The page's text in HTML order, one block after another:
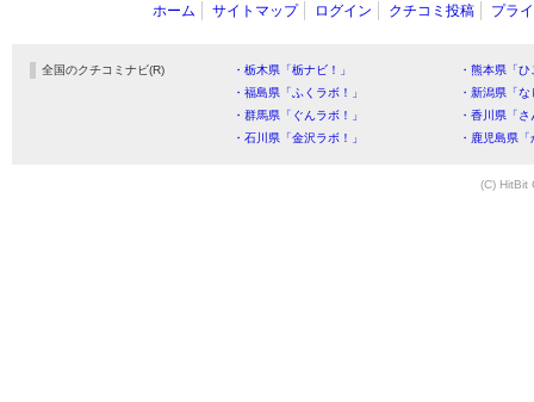
ホーム サイトマップ ログイン クチコミ投稿 プラ
全国のクチコミナビ(R) ・栃木県「栃ナビ！」
・熊本県「
・福島県「ふくラボ！」
・新潟県「
・群馬県「ぐんラボ！」
・香川県「
・石川県「金沢ラボ！」
・鹿児島県
(C) HitBit